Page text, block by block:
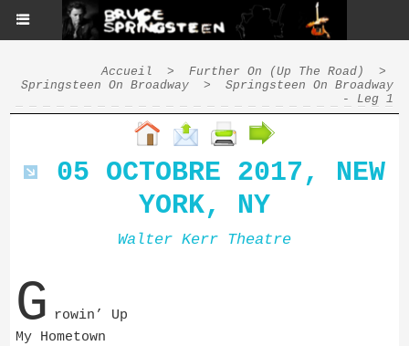
Accueil > Further On (Up The Road)
>
Springsteen On Broadway
>
Springsteen On Broadway
- Leg 1
05 OCTOBRE 2017, NEW
YORK, NY
Walter Kerr Theatre
G rowin’ Up
My Hometown